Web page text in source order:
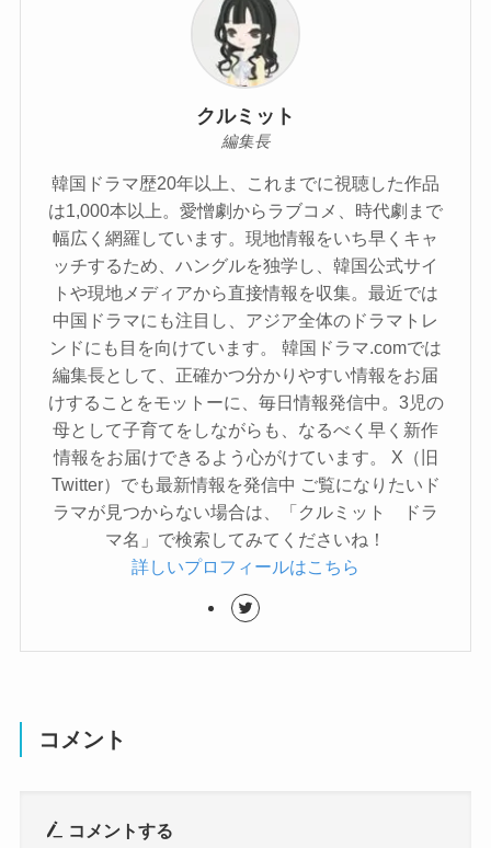
クルミット
編集長
韓国ドラマ歴20年以上、これまでに視聴した作品
は1,000本以上。愛憎劇からラブコメ、時代劇まで
幅広く網羅しています。現地情報をいち早くキャ
ッチするため、ハングルを独学し、韓国公式サイ
トや現地メディアから直接情報を収集。最近では
中国ドラマにも注目し、アジア全体のドラマトレ
ンドにも目を向けています。 韓国ドラマ.comでは
編集長として、正確かつ分かりやすい情報をお届
けすることをモットーに、毎日情報発信中。3児の
母として子育てをしながらも、なるべく早く新作
情報をお届けできるよう心がけています。 X（旧
Twitter）でも最新情報を発信中 ご覧になりたいド
ラマが見つからない場合は、「クルミット ドラ
マ名」で検索してみてくださいね！
詳しいプロフィールはこちら
コメント
コメントする